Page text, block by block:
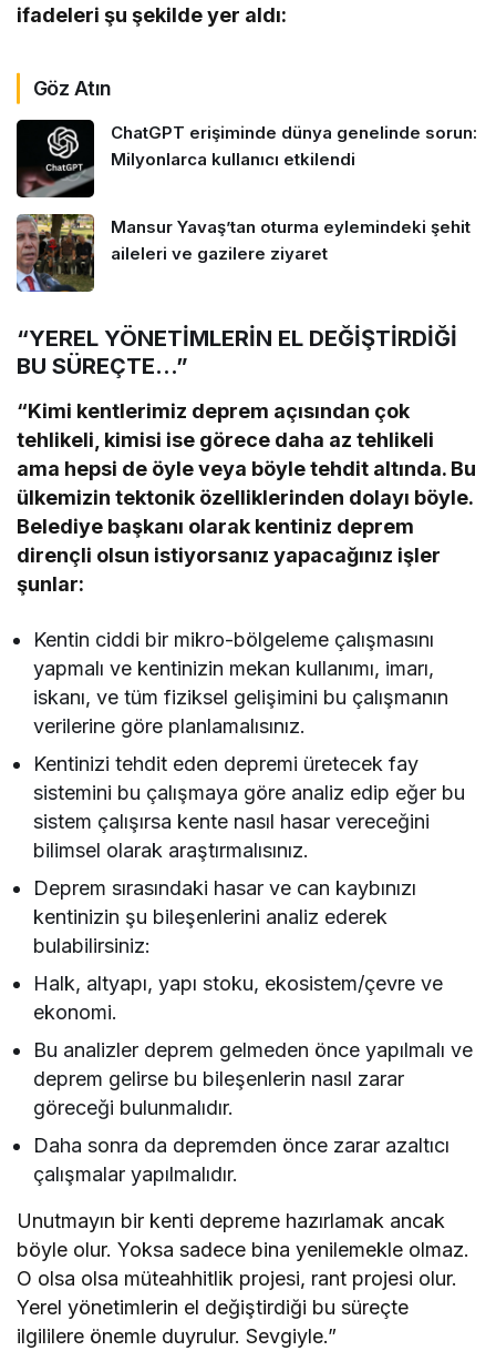
ifadeleri şu şekilde yer aldı:
Göz Atın
ChatGPT erişiminde dünya genelinde sorun:
Milyonlarca kullanıcı etkilendi
Mansur Yavaş’tan oturma eylemindeki şehit
aileleri ve gazilere ziyaret
“YEREL YÖNETİMLERİN EL DEĞİŞTİRDİĞİ
BU SÜREÇTE…”
“Kimi kentlerimiz deprem açısından çok
tehlikeli, kimisi ise görece daha az tehlikeli
ama hepsi de öyle veya böyle tehdit altında. Bu
ülkemizin tektonik özelliklerinden dolayı böyle.
Belediye başkanı olarak kentiniz deprem
dirençli olsun istiyorsanız yapacağınız işler
şunlar:
Kentin ciddi bir mikro-bölgeleme çalışmasını
yapmalı ve kentinizin mekan kullanımı, imarı,
iskanı, ve tüm fiziksel gelişimini bu çalışmanın
verilerine göre planlamalısınız.
Kentinizi tehdit eden depremi üretecek fay
sistemini bu çalışmaya göre analiz edip eğer bu
sistem çalışırsa kente nasıl hasar vereceğini
bilimsel olarak araştırmalısınız.
Deprem sırasındaki hasar ve can kaybınızı
kentinizin şu bileşenlerini analiz ederek
bulabilirsiniz:
Halk, altyapı, yapı stoku, ekosistem/çevre ve
ekonomi.
Bu analizler deprem gelmeden önce yapılmalı ve
deprem gelirse bu bileşenlerin nasıl zarar
göreceği bulunmalıdır.
Daha sonra da depremden önce zarar azaltıcı
çalışmalar yapılmalıdır.
Unutmayın bir kenti depreme hazırlamak ancak
böyle olur. Yoksa sadece bina yenilemekle olmaz.
O olsa olsa müteahhitlik projesi, rant projesi olur.
Yerel yönetimlerin el değiştirdiği bu süreçte
ilgililere önemle duyrulur. Sevgiyle.”